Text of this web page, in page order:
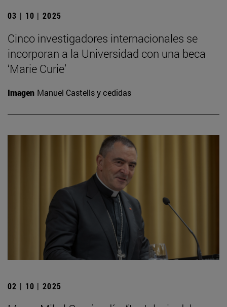
03 | 10 | 2025
Cinco investigadores internacionales se
incorporan a la Universidad con una beca
‘Marie Curie’
Imagen Manuel Castells y cedidas
02 | 10 | 2025